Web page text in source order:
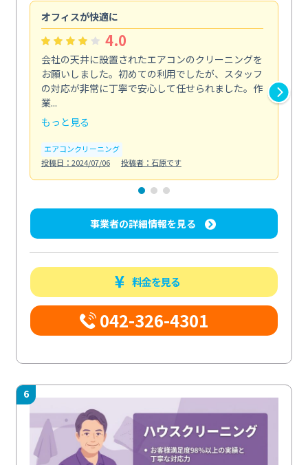
オフィスが快適に
4.0
会社の天井に設置されたエアコンのクリーニングを
お願いしました。初めての利用でしたが、スタッフ
の対応が非常に丁寧で安心して任せられました。作
業...
もっと見る
エアコンクリーニング
投稿日：2024/07/06
投稿者：石原です
事業者の詳細情報を見る
料金を見る
042-326-4301
6